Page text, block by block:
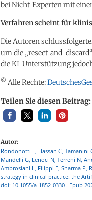
bei Nicht-Experten mit
Verfahren scheint für
Die Autoren
um die „resect-and-
die KI-Unterstützung
© Alle Rechte:
Teilen Sie diesen Beitrag:
Autor:
Rondonotti E, Hassan C, Tamanini
Mandelli G, Lenoci N, Terreni N,
Ambrosiani L, Filippi E, Sharma P,
strategy in clinical practice: the
doi: 10.1055/a-1852-0330 . Epub